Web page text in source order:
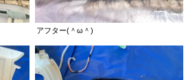
アフター(＾ω＾)